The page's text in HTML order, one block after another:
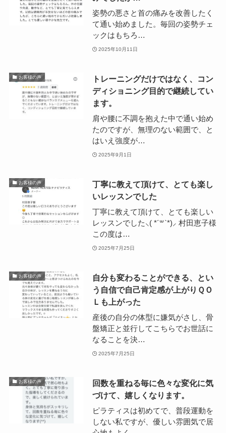
姿勢の悪さと首の痛みを改善したく
て通い始めました。毎回の姿勢チェ
ックはもちろ…
2025年10月11日
お客様の声
トレーニングだけではなく、コン
ディショニング目的で継続してい
ます。
肩や腰に不調を抱えた中で通い始め
たのですが、無理のない範囲で、と
はいえ強度が…
2025年9月1日
お客様の声
丁寧に教えて頂けて、とても楽し
いレッスンでした
丁寧に教えて頂けて、とても楽しい
レッスンでした⸜( *´꒳`*)⸝ 村田恵子様
この度は…
2025年7月25日
お客様の声
自分も変わることができる、とい
う自信で自己肯定感が上がりＱＯ
Ｌも上がった
産後の自分の体型に嫌気がさし、骨
盤矯正と並行してこちらでお世話に
なることを決…
2025年7月25日
お客様の声
回数を重ねる毎に色々な変化に気
づけて、嬉しくなります。
ピラティスは初めてで、普段運動を
しない私ですが、優しい雰囲気で居